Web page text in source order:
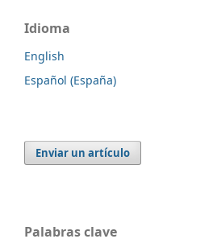
Idioma
English
Español (España)
Enviar un artículo
Palabras clave